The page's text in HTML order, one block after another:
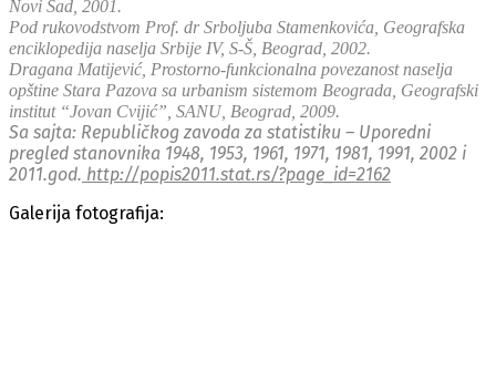
Novi Sad, 2001.
Pod rukovodstvom Prof. dr Srboljuba Stamenkovića, Geografska
enciklopedija naselja Srbije IV, S-Š, Beograd, 2002.
Dragana Matijević, Prostorno-funkcionalna povezanost naselja
opštine Stara Pazova sa urbanism sistemom Beograda, Geografski
institut “Jovan Cvijić”, SANU, Beograd, 2009.
Sa sajta: Republičkog zavoda za statistiku – Uporedni
pregled stanovnika 1948, 1953, 1961, 1971, 1981, 1991, 2002 i
2011.god. http://popis2011.stat.rs/?page_id=2162
Galerija fotografija: